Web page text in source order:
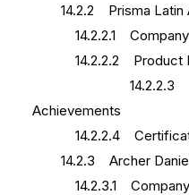
14.2.2 Prisma Latin
14.2.2.1 Company
14.2.2.2 Product
14.2.2.3
Achievements
14.2.2.4
14.2.3 Archer
14.2.3.1 Company